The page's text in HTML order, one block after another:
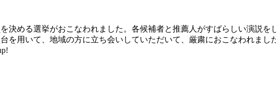
決める選挙がおこなわれました。各候補者と推薦人がすばらしい演説を
を用いて、地域の方に立ち会いしていただいて、厳粛におこなわれまし